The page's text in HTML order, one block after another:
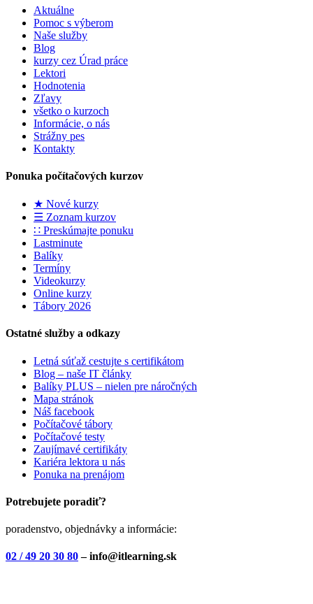
Aktuálne
Pomoc s výberom
Naše služby
Blog
kurzy cez Úrad práce
Lektori
Hodnotenia
Zľavy
všetko o kurzoch
Informácie, o nás
Strážny pes
Kontakty
Ponuka počítačových kurzov
★ Nové kurzy
☰ Zoznam kurzov
∷ Preskúmajte ponuku
Lastminute
Balíky
Termíny
Videokurzy
Online kurzy
Tábory 2026
Ostatné služby a odkazy
Letná súťaž cestujte s certifikátom
Blog – naše IT články
Balíky PLUS – nielen pre náročných
Mapa stránok
Náš facebook
Počítačové tábory
Počítačové testy
Zaujímavé certifikáty
Kariéra lektora u nás
Ponuka na prenájom
Potrebujete poradiť?
poradenstvo, objednávky a informácie:
02 / 49 20 30 80– info@itlearning.sk